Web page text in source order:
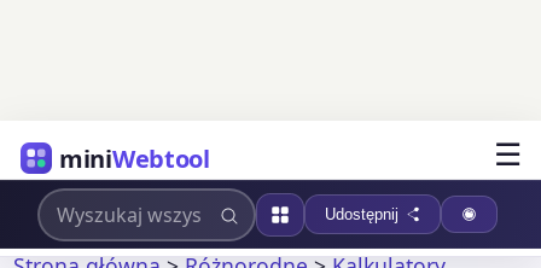
miniWebtool ☰
Udostępnij